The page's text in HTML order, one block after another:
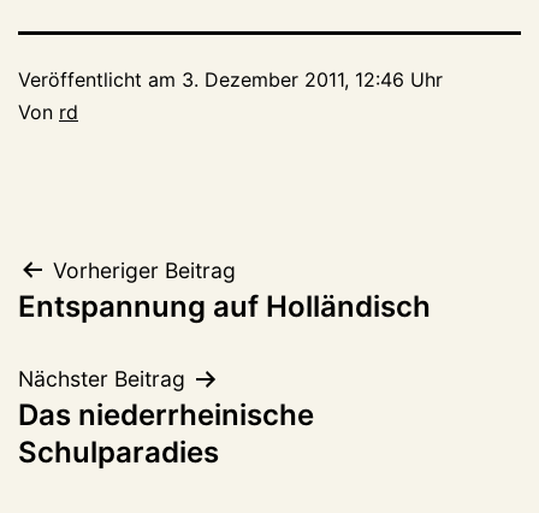
Veröffentlicht am 3. Dezember 2011, 12:46 Uhr
Von rd
Beitragsnavigation
Vorheriger Beitrag
Entspannung auf Holländisch
Nächster Beitrag
Das niederrheinische
Schulparadies